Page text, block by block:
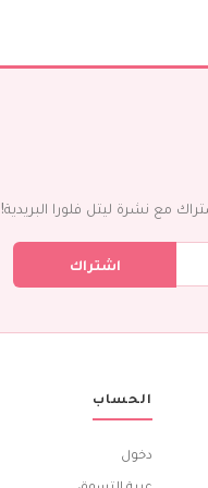
مع نشرة ليتل فلورا البريدية!
اشتراك
الحساب
دخول